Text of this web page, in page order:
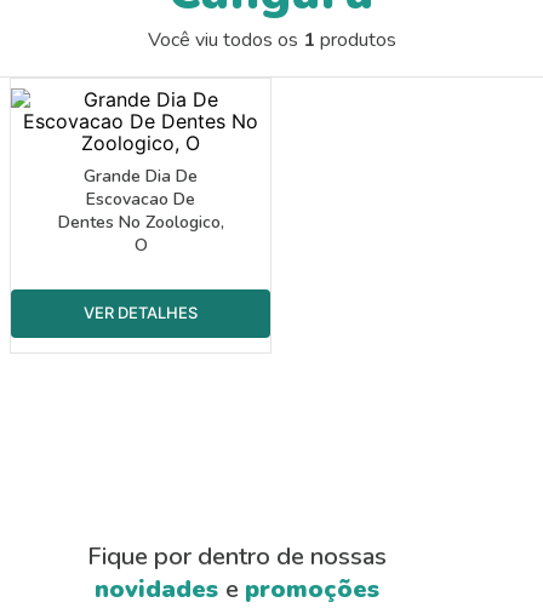
Você viu todos os 1 produtos
Grande Dia De
Escovacao De
Dentes No Zoologico,
O
Fique por dentro de nossas
novidades e promoções